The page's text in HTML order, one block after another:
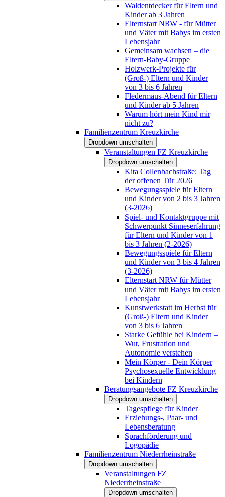
Waldentdecker für Eltern und
Kinder ab 3 Jahren
Elternstart NRW - für Mütter
und Väter mit Babys im ersten
Lebensjahr
Gemeinsam wachsen – die
Eltern-Baby-Gruppe
Holzwerk-Projekte für
(Groß-) Eltern und Kinder
von 3 bis 6 Jahren
Fledermaus-Abend für Eltern
und Kinder ab 5 Jahren
Warum hört mein Kind mir
nicht zu?
Familienzentrum Kreuzkirche
Dropdown umschalten
Veranstaltungen FZ Kreuzkirche
Dropdown umschalten
Kita Collenbachstraße: Tag
der offenen Tür 2026
Bewegungsspiele für Eltern
und Kinder von 2 bis 3 Jahren
(3-2026)
Spiel- und Kontaktgruppe mit
Schwerpunkt Sinneserfahrung
für Eltern und Kinder von 1
bis 3 Jahren (2-2026)
Bewegungsspiele für Eltern
und Kinder von 3 bis 4 Jahren
(3-2026)
Elternstart NRW für Mütter
und Väter mit Babys im ersten
Lebensjahr
Kunstwerkstatt im Herbst für
(Groß-) Eltern und Kinder
von 3 bis 6 Jahren
Starke Gefühle bei Kindern –
Wut, Frustration und
Autonomie verstehen
Mein Körper - Dein Körper
Psychosexuelle Entwicklung
bei Kindern
Beratungsangebote FZ Kreuzkirche
Dropdown umschalten
Tagespflege für Kinder
Erziehungs-, Paar- und
Lebensberatung
Sprachförderung und
Logopädie
Familienzentrum Niederrheinstraße
Dropdown umschalten
Veranstaltungen FZ
Niederrheinstraße
Dropdown umschalten